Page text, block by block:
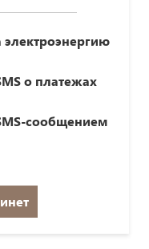
электроэнергию
о платежах
сообщением